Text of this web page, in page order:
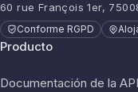
60 rue François 1er,
Conforme RGPD
Producto
Documentación de la API